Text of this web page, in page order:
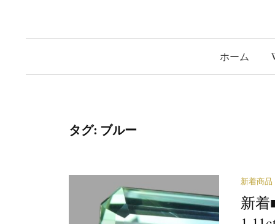
ホーム
タグ: ブルー
新着商品
新